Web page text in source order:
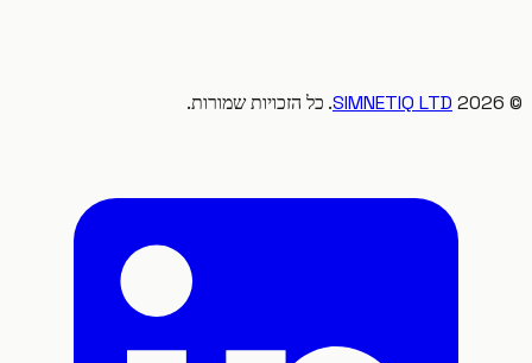
SIMNETIQ LTD. כל הזכויות שמורות.